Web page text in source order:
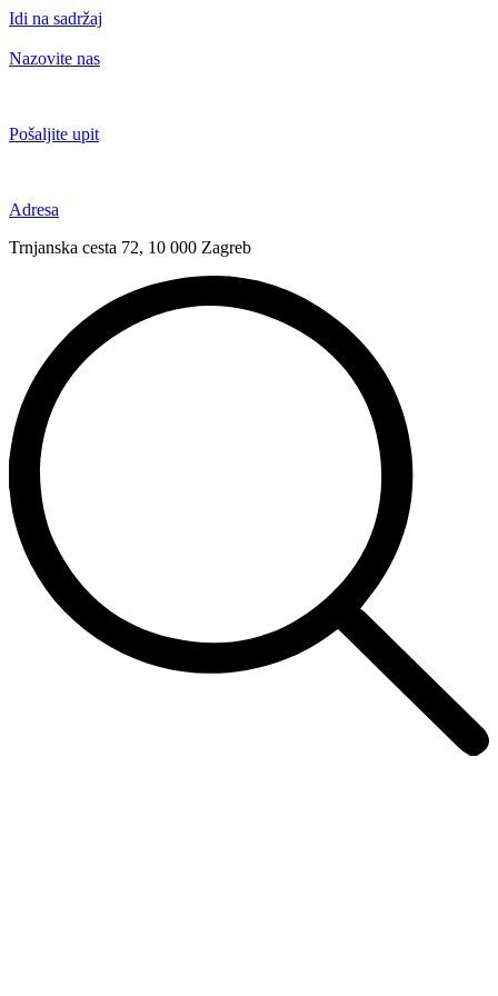
Idi na sadržaj
Nazovite nas
Pošaljite upit
Adresa
Trnjanska cesta 72, 10 000 Zagreb